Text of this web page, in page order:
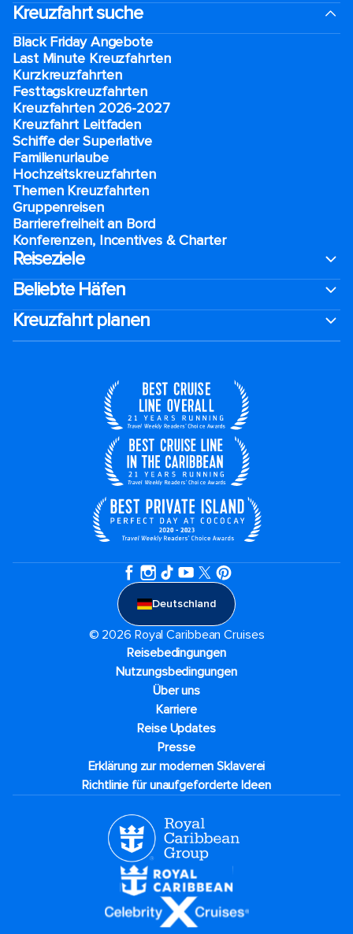
Kreuzfahrt suche
Black Friday Angebote
Last Minute Kreuzfahrten
Kurzkreuzfahrten​
Festtagskreuzfahrten​
Kreuzfahrten 2026-2027
Kreuzfahrt Leitfaden
Schiffe der Superlative
Familienurlaube​
Hochzeitskreuzfahrten
Themen Kreuzfahrten
Gruppenreisen
Barrierefreiheit an Bord​
Konferenzen, Incentives & Charter
Reiseziele
Beliebte Häfen
Kreuzfahrt planen
Deutschland
© 2026 Royal Caribbean Cruises
Reisebedingungen
Nutzungsbedingungen
Über uns
Karriere​
Reise Updates​
Presse
Erklärung zur modernen Sklaverei
Richtlinie für unaufgeforderte Ideen